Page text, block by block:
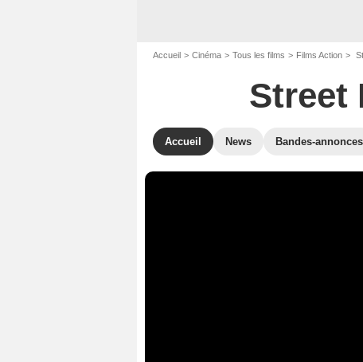
Accueil Cinéma Tous les films Films Action
Street
Accueil News Bandes-annonces